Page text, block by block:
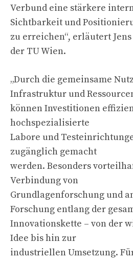
Verbund eine stärkere
Sichtbarkeit und
zu erreichen“, erläutert
der TU Wien.
„Durch die gemeinsame
Infrastruktur und
können Investitionen
hochspezialisierte
Labore und
zugänglich gemacht
werden. Besonders
Verbindung von
Grundlagenforschung und
Forschung entlang der
Innovationskette – von der
Idee bis hin zur
industriellen Umsetzung.